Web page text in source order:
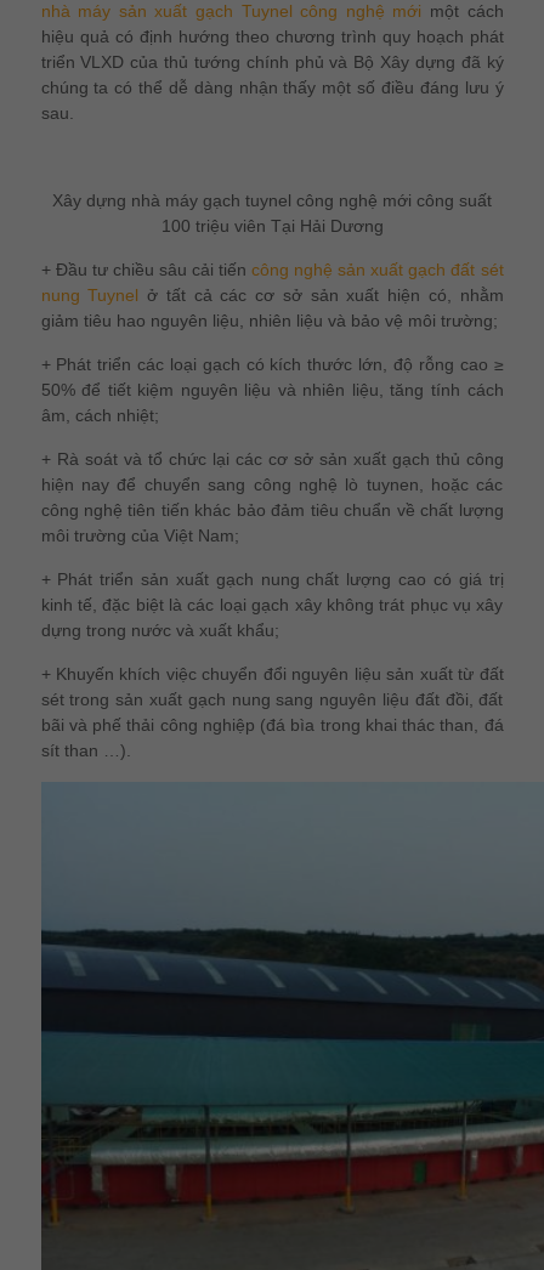
nhà máy sản xuất gạch Tuynel công nghệ mới một cách
hiệu quả có định hướng theo chương trình quy hoạch phát
triển VLXD của thủ tướng chính phủ và Bộ Xây dựng đã ký
chúng ta có thể dễ dàng nhận thấy một số điều đáng lưu ý
sau.
Xây dựng nhà máy gạch tuynel công nghệ mới công suất
100 triệu viên Tại Hải Dương
+ Đầu tư chiều sâu cải tiếncông nghệ sản xuất gạch đất sét
nung Tuynel ở tất cả các cơ sở sản xuất hiện có, nhằm
giảm tiêu hao nguyên liệu, nhiên liệu và bảo vệ môi trường;
+ Phát triển các loại gạch có kích thước lớn, độ rỗng cao ≥
50% để tiết kiệm nguyên liệu và nhiên liệu, tăng tính cách
âm, cách nhiệt;
+ Rà soát và tổ chức lại các cơ sở sản xuất gạch thủ công
hiện nay để chuyển sang công nghệ lò tuynen, hoặc các
công nghệ tiên tiến khác bảo đảm tiêu chuẩn về chất lượng
môi trường của Việt Nam;
+ Phát triển sản xuất gạch nung chất lượng cao có giá trị
kinh tế, đặc biệt là các loại gạch xây không trát phục vụ xây
dựng trong nước và xuất khẩu;
+ Khuyến khích việc chuyển đổi nguyên liệu sản xuất từ đất
sét trong sản xuất gạch nung sang nguyên liệu đất đồi, đất
bãi và phế thải công nghiệp (đá bìa trong khai thác than, đá
sít than …).